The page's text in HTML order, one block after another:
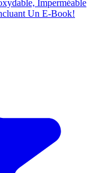
Imperméable
Un E-Book!